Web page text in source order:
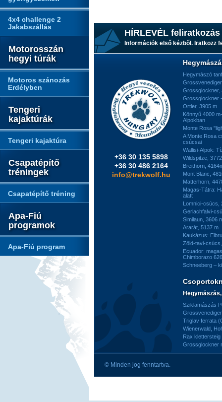
4x4 challenge 2
Jakabszállás
Motorosszán
hegyi túrák
Motoros szánozás
Erdélyben
Tengeri
kajaktúrák
Tengeri kajaktúra
Csapatépítő
tréningek
Csapatépítő tréning
Apa-Fiú
programok
Apa-Fiú program
HÍRLEVÉL feliratkozás
Információk első kézből. Iratkozz
+36 30 135 5898
+36 30 486 2164
info@trekwolf.hu
Hegymászó
Grossglockner,
Grossglockner
Ortler, 3905 m
Könnyű 4000
Alpokban
Monte Rosa
A Monte Rosa
csúcsai
Wallisi-Alpok:
Wildspitze,
Breithorn,
Mont Blanc,
Matterhorn,
Magas-Tátra:
alatt
Lomnici-csúcs,
Gerlachfalvi-
Similaun, 3606
Ararát, 5137 m
Kaukázus:
Zöld-tavi-
Ecuador:
Chimborazo
Schneeberg –
Sziklamászás
Triglav ferrata
Wienerwald,
Rax
Grossglockner
© Minden jog fenntartva.